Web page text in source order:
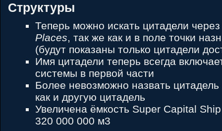
Структуры
Теперь можно искать цитадели
Places , так же как и в поле точки
(будут показаны только цитадели
Имя цитадели теперь всегда
системы в первой части
Более невозможно назвать цитадель
как и другую цитадель
Увеличена ёмкость Super Capital
320 000 000 м3